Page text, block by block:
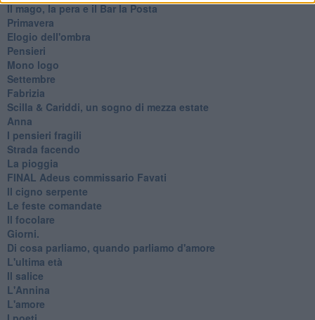
Il mago, la pera e il Bar la Posta
Primavera
Elogio dell'ombra
Pensieri
Mono logo
Settembre
Fabrizia
​Scilla & Cariddi, un sogno di mezza estate
Anna
I pensieri fragili
Strada facendo
La pioggia
FINAL Adeus commissario Favati
Il cigno serpente
Le feste comandate
Il focolare
Giorni.
Di cosa parliamo, quando parliamo d'amore
L'ultima età
Il salice
L'Annina
L'amore